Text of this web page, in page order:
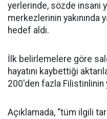
yerlerinde, sözde insani
merkezlerinin yakınında
hedef aldı.
İlk belirlemelere göre
hayatını kaybettiği
200'den fazla Filistinlinin
Açıklamada, “tüm ilgili